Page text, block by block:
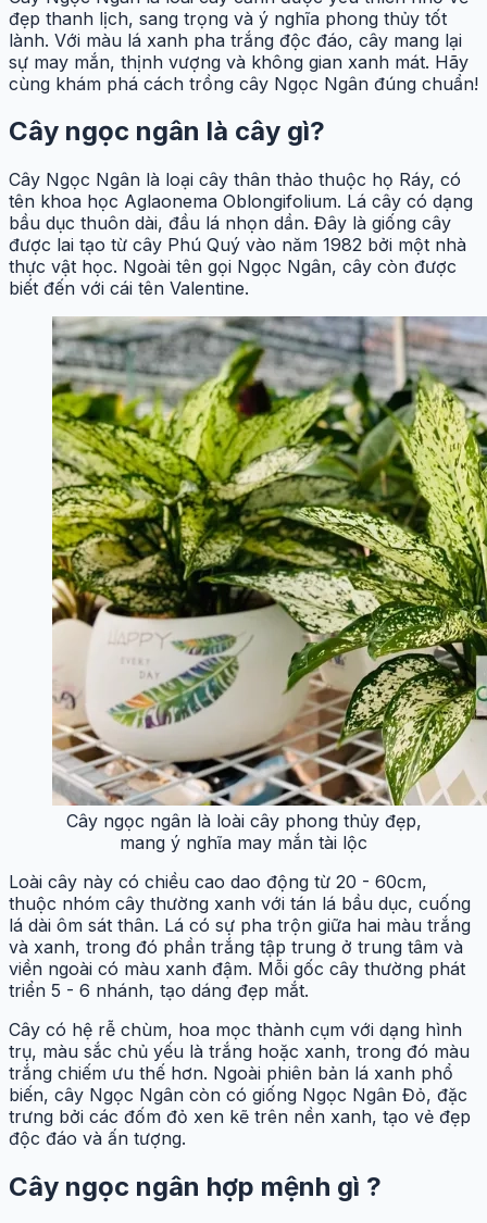
đẹp thanh lịch, sang trọng và ý nghĩa phong thủy tốt
lành. Với màu lá xanh pha trắng độc đáo, cây mang lại
sự may mắn, thịnh vượng và không gian xanh mát. Hãy
cùng khám phá cách trồng cây Ngọc Ngân đúng chuẩn!
Cây ngọc ngân là cây gì?
Cây Ngọc Ngân là loại cây thân thảo thuộc họ Ráy, có
tên khoa học Aglaonema Oblongifolium. Lá cây có dạng
bầu dục thuôn dài, đầu lá nhọn dần. Đây là giống cây
được lai tạo từ cây Phú Quý vào năm 1982 bởi một nhà
thực vật học. Ngoài tên gọi Ngọc Ngân, cây còn được
biết đến với cái tên Valentine.
Cây ngọc ngân là loài cây phong thủy đẹp,
mang ý nghĩa may mắn tài lộc
Loài cây này có chiều cao dao động từ 20 - 60cm,
thuộc nhóm cây thường xanh với tán lá bầu dục, cuống
lá dài ôm sát thân. Lá có sự pha trộn giữa hai màu trắng
và xanh, trong đó phần trắng tập trung ở trung tâm và
viền ngoài có màu xanh đậm. Mỗi gốc cây thường phát
triển 5 - 6 nhánh, tạo dáng đẹp mắt.
Cây có hệ rễ chùm, hoa mọc thành cụm với dạng hình
trụ, màu sắc chủ yếu là trắng hoặc xanh, trong đó màu
trắng chiếm ưu thế hơn. Ngoài phiên bản lá xanh phổ
biến, cây Ngọc Ngân còn có giống Ngọc Ngân Đỏ, đặc
trưng bởi các đốm đỏ xen kẽ trên nền xanh, tạo vẻ đẹp
độc đáo và ấn tượng.
Cây ngọc ngân hợp mệnh gì ?